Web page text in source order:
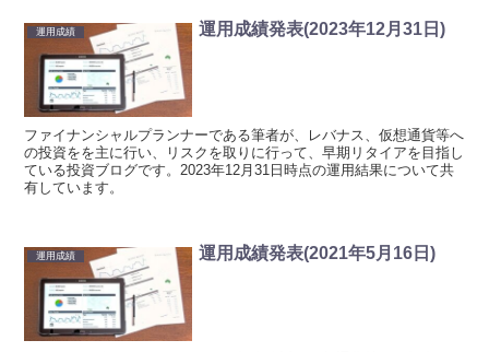
運用成績 運用成績発表(2023年12月31日)
ファイナンシャルプランナーである筆者が、レバナス、仮想通貨等へ
の投資をを主に行い、リスクを取りに行って、早期リタイアを目指し
ている投資ブログです。2023年12月31日時点の運用結果について共
有しています。
運用成績 運用成績発表(2021年5月16日)